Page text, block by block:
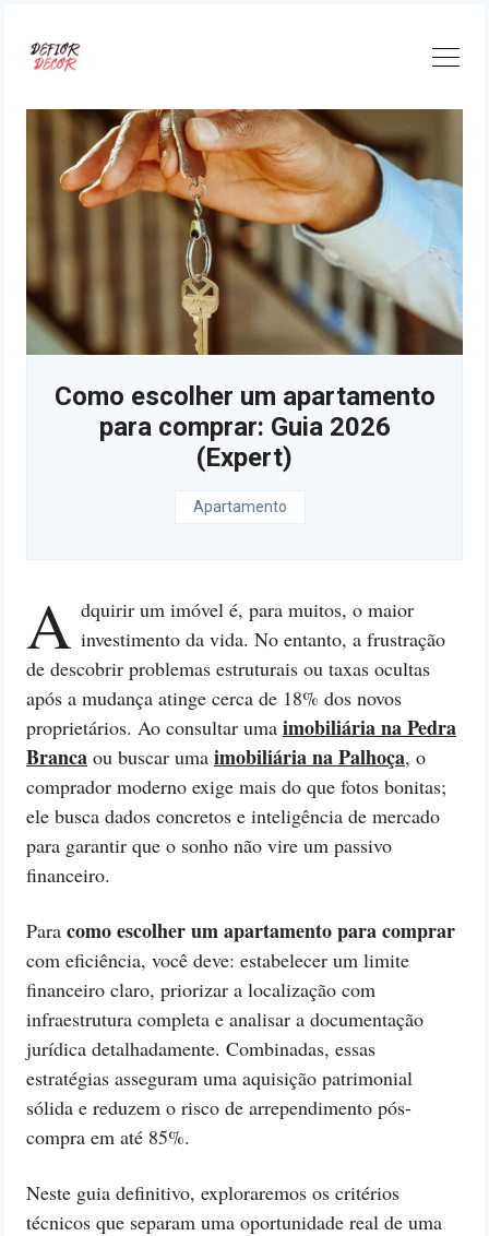
content
Como escolher um apartamento
para comprar: Guia 2026
(Expert)
Apartamento
A dquirir um imóvel é, para muitos, o maior
investimento da vida. No entanto, a frustração
de descobrir problemas estruturais ou taxas ocultas
após a mudança atinge cerca de 18% dos novos
proprietários. Ao consultar uma imobiliária na Pedra
Branca ou buscar uma imobiliária na Palhoça, o
comprador moderno exige mais do que fotos bonitas;
ele busca dados concretos e inteligência de mercado
para garantir que o sonho não vire um passivo
financeiro.
Para como escolher um apartamento para comprar
com eficiência, você deve: estabelecer um limite
financeiro claro, priorizar a localização com
infraestrutura completa e analisar a documentação
jurídica detalhadamente. Combinadas, essas
estratégias asseguram uma aquisição patrimonial
sólida e reduzem o risco de arrependimento pós-
compra em até 85%.
Neste guia definitivo, exploraremos os critérios
técnicos que separam uma oportunidade real de uma